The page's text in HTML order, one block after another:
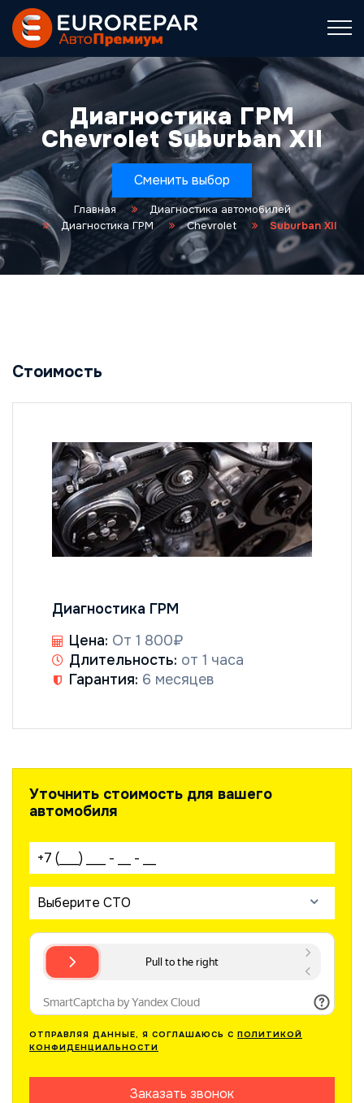
Диагностика ГРМ
Chevrolet Suburban XII
Сменить выбор
Главная
Диагностика автомобилей
Диагностика ГРМ
Chevrolet Suburban XII
Стоимость
Диагностика ГРМ
Цена: От 1 800₽
Длительность: от 1 часа
Гарантия: 6 месяцев
Уточнить стоимость для вашего
автомобиля
Ваш телефон:
Выберите СТО
ОТПРАВЛЯЯ ДАННЫЕ, Я СОГЛАШАЮСЬ С ПОЛИТИКОЙ
КОНФИДЕНЦИАЛЬНОСТИ
Заказать звонок